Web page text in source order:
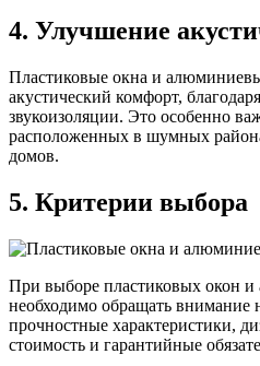
4. Улучшение
Пластиковые окна и
акустический комфорт,
звукоизоляции. Это особенно
расположенных в шумных
домов.
5. Критерии выбора
При выборе пластиковых окон
необходимо обращать внимание
прочностные характеристики,
стоимость и гарантийные